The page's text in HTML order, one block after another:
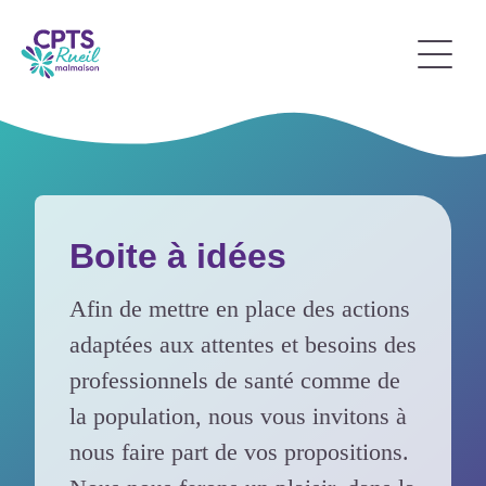
Boite à idées
Afin de mettre en place des actions
adaptées aux attentes et besoins des
professionnels de santé comme de
la population, nous vous invitons à
nous faire part de vos propositions.